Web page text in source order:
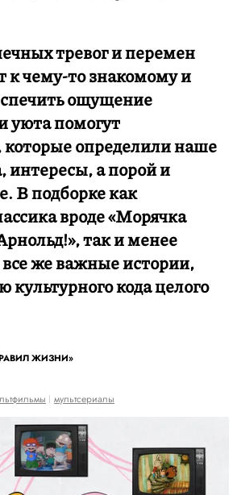
тревог и перемен
к чему-то знакомому и
ощущение
уюта помогут
определили наше
интересы, а порой и
В подборке как
вроде «Морячка
так и менее
же важные истории,
культурного кода целого
ЖИЗНИ»
мультсериалы